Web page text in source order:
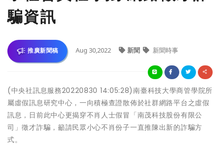
騙資訊
推廣新聞稿 Aug 30,2022 新聞 新聞時事
(中央社訊息服務20220830 14:05:28)南臺科技大學商管學院所
屬虛假訊息研究中心，一向積極查證散佈於社群網路平台之虛假
訊息，日前此中心更揭穿不肖人士假冒「南茂科技股份有限公
司」徵才詐騙，籲請民眾小心不肖份子一直推陳出新的詐騙方
式。